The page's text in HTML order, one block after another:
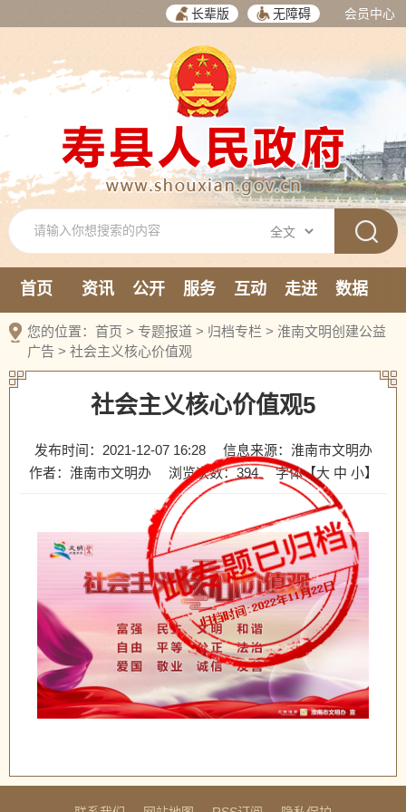
长辈版 无障碍 会员中心
首页 资讯 公开 服务 互动 走进
数据
新媒体
您的位置： 首页 > 专题报道 > 归档专栏 > 淮南文明创建公益
广告 > 社会主义核心价值观
社会主义核心价值观5
发布时间：2021-12-07 16:28
信息来源：淮南市文明办
作者：淮南市文明办
浏览次数：394 字体【大 中 小】